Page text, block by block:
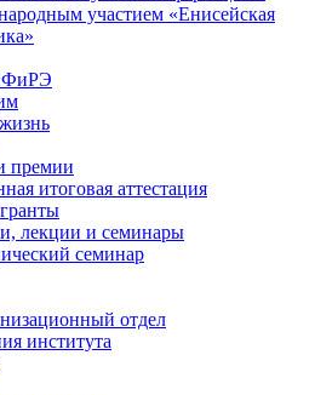
участием «Енисейская
премии
итоговая аттестация
лекции и семинары
семинар
отдел
института